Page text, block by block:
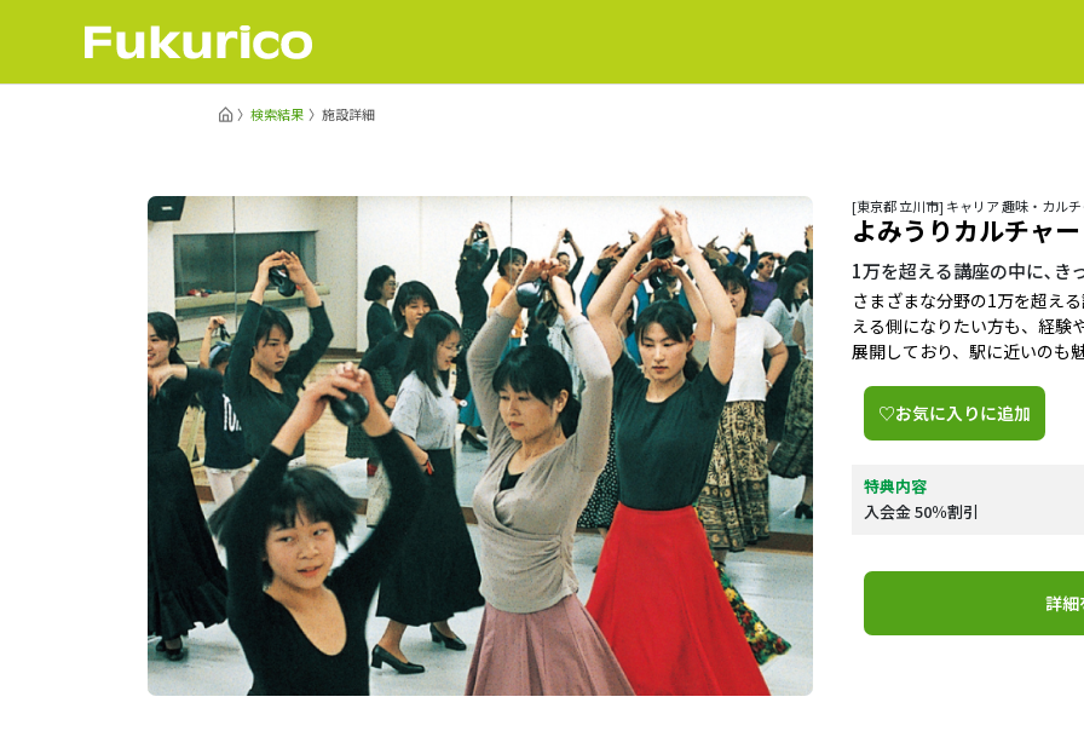
検索結果 施設詳細
[東京都 立川市] キャリア 趣味・カル
よみうりカルチャ
1万を超える講座の中に､き
さまざまな分野の1万を超え
える側になりたい方も、経験
展開しており、駅に近いのも
♡お気に入りに追加
特典内容
入会金 50％割引
詳細